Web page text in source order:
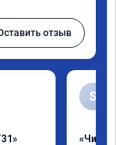
отзыв
S
«Чип